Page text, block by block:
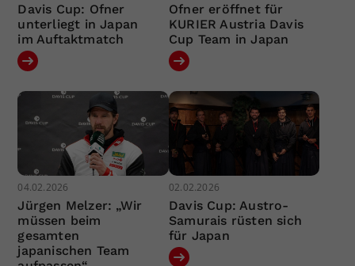
Davis Cup: Ofner
unterliegt in Japan
im Auftaktmatch
Ofner eröffnet für
KURIER Austria Davis
Cup Team in Japan
04.02.2026
Jürgen Melzer: „Wir
müssen beim
gesamten
japanischen Team
02.02.2026
Davis Cup: Austro-
Samurais rüsten sich
für Japan